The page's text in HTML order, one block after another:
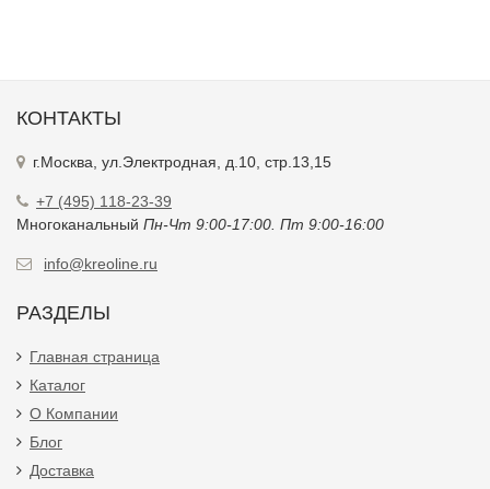
КОНТАКТЫ
г.Москва, ул.Электродная, д.10, стр.13,15
+7 (495) 118-23-39
Многоканальный Пн-Чт 9:00-17:00. Пт 9:00-16:00
info@kreoline.ru
РАЗДЕЛЫ
Главная страница
Каталог
О Компании
Блог
Доставка